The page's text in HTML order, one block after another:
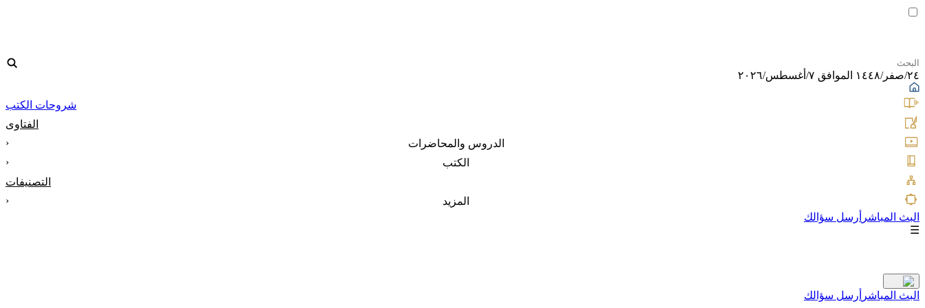
٢٤/صفر/١٤٤٨ الموافق ٧/أغسطس/٢٠٢٦
شروحات الكتب
الفتاوى
الدروس والمحاضرات
‹
الكتب
‹
التصنيفات
المزيد
‹
البث المباشر أرسل سؤالك
☰
البث المباشر أرسل سؤالك